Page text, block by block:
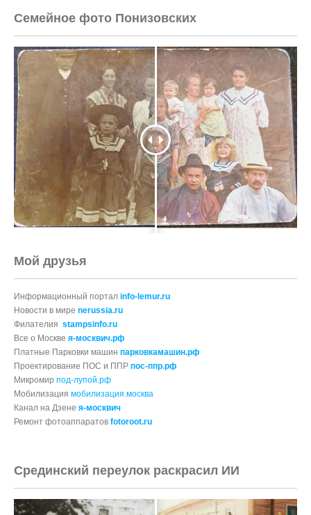
Семейное фото Понизовских
Мой друзья
Информационный портал info-lemur.ru
Новости в мире nerussia.ru
Филателия stampsinfo.ru
Все о Москве я-москвич.рф
Платные Парковки машин парковкамашин.рф
Проектирование ПОС и ППР пос-ппр.рф
Микромир под-лупой.рф
Мобилизация мобилизация.москва
Канал на Дзене я-москвич
Ремонт фотоаппаратов fotoroot.ru
Срединский переулок раскрасил ИИ